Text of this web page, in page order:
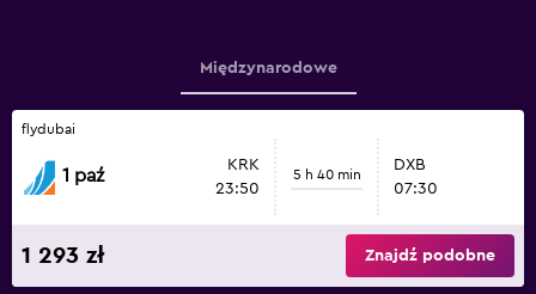
Międzynarodowe
flydubai
1 paź
KRK
23:50
5 h 40 min
DXB
07:30
1 293 zł Znajdź podobne